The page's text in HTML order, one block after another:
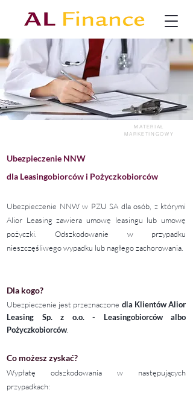
MATERIAŁ
MARKETINGOWY
dla Leasingobiorców i Pożyczkobiorców
Ubezpieczenie NNW
Ubezpieczenie NNW w PZU SA dla osób, z którymi
Alior Leasing zawiera umowę leasingu lub umowę
pożyczki. Odszkodowanie w przypadku
nieszczęśliwego wypadku lub nagłego zachorowania.
Dla kogo?
Ubezpieczenie jest przeznaczone dla Klientów Alior
Leasing Sp. z o.o. - Leasingobiorców albo
Pożyczkobiorców
Co możesz zyskać?
Wypłatę odszkodowania w następujących
przypadkach: